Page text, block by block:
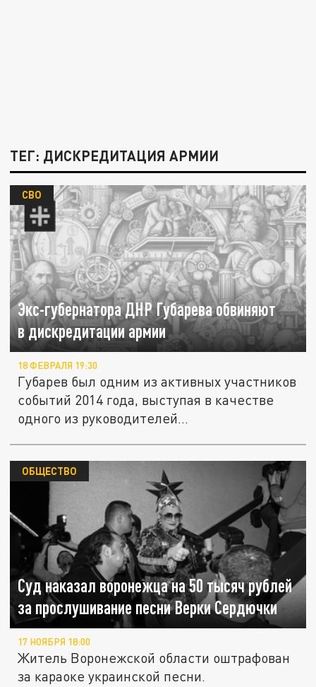
ТЕГ: ДИСКРЕДИТАЦИЯ АРМИИ
Экс-губернатора ДНР Губарева обвиняют
в дискредитации армии
СВО
18 ФЕВРАЛЯ 19:30
Губарев был одним из активных участников
событий 2014 года, выступая в качестве
одного из руководителей...
Суд наказал воронежца на 50 тысяч рублей
за прослушивание песни Верки Сердючки
ОБЩЕСТВО
17 НОЯБРЯ 18:00
Житель Воронежской области оштрафован
за караоке украинской песни.